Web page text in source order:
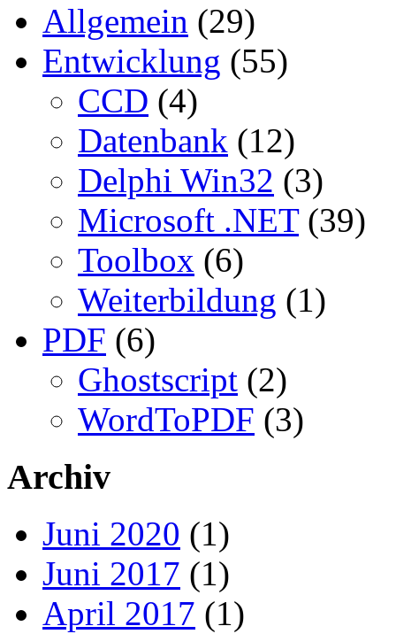
Allgemein (29)
Entwicklung (55)
CCD (4)
Datenbank (12)
Delphi Win32 (3)
Microsoft .NET(39)
Toolbox (6)
Weiterbildung (1)
PDF (6)
Ghostscript (2)
WordToPDF (3)
Archiv
Juni 2020 (1)
Juni 2017 (1)
April 2017 (1)